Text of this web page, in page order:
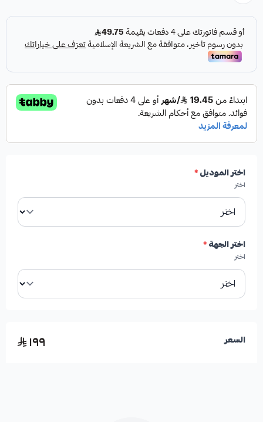
اختر الموديل*
اختر
اختر الجهة*
اختر
السعر ١٩٩